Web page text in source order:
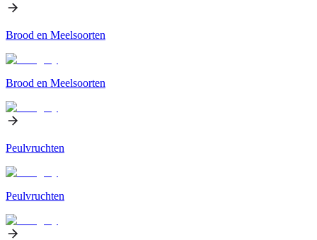
Brood en Meelsoorten
Brood en Meelsoorten
Peulvruchten
Peulvruchten